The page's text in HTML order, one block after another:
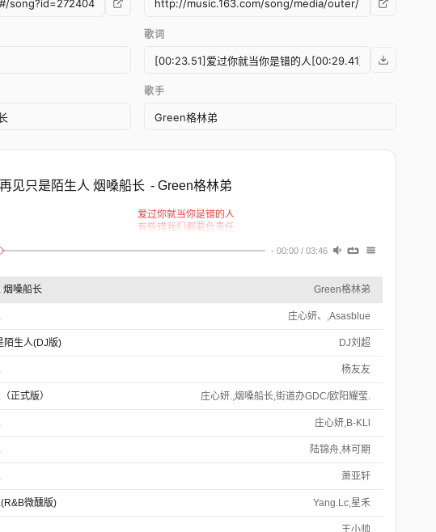
歌词
歌手
再见只是陌生人 烟嗓船长 - Green格林弟
爱过你就当你是错的人
有些错我们都要负责任
其实我想要的并不过分
你走得无痕我的心好疼
- 00:00 / 03:46
烟嗓船长 Green格林弟
庄心妍、,Asasblue
陌生人(DJ版) DJ刘超
杨友友
正式版） 庄心妍.,烟嗓船长,街道办GDC/欧阳耀莹.
庄心妍,B-KLl
陆锦舟,林可期
萧亚轩
微醺版) Yang.Lc,星禾
王小帅